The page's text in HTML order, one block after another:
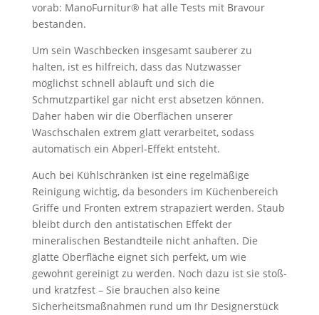
vorab: ManoFurnitur® hat alle Tests mit Bravour
bestanden.
Um sein Waschbecken insgesamt sauberer zu
halten, ist es hilfreich, dass das Nutzwasser
möglichst schnell abläuft und sich die
Schmutzpartikel gar nicht erst absetzen können.
Daher haben wir die Oberflächen unserer
Waschschalen extrem glatt verarbeitet, sodass
automatisch ein Abperl-Effekt entsteht.
Auch bei Kühlschränken ist eine regelmäßige
Reinigung wichtig, da besonders im Küchenbereich
Griffe und Fronten extrem strapaziert werden. Staub
bleibt durch den antistatischen Effekt der
mineralischen Bestandteile nicht anhaften. Die
glatte Oberfläche eignet sich perfekt, um wie
gewohnt gereinigt zu werden. Noch dazu ist sie stoß-
und kratzfest – Sie brauchen also keine
Sicherheitsmaßnahmen rund um Ihr Designerstück